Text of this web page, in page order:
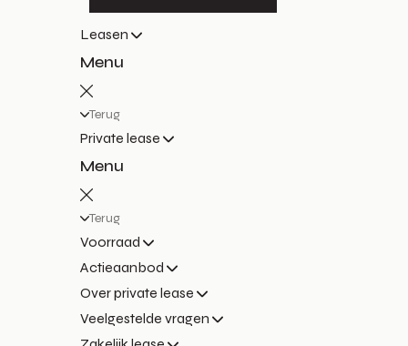
Leasen
Menu
Terug
Private lease
Menu
Terug
Voorraad
Actieaanbod
Over private lease
Veelgestelde vragen